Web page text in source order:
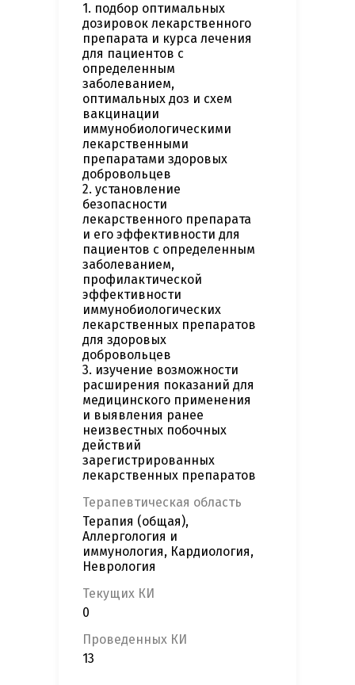
1. подбор оптимальных
дозировок лекарственного
препарата и курса лечения
для пациентов с
определенным
заболеванием,
оптимальных доз и схем
вакцинации
иммунобиологическими
лекарственными
препаратами здоровых
добровольцев
2. установление
безопасности
лекарственного препарата
и его эффективности для
пациентов с определенным
заболеванием,
профилактической
эффективности
иммунобиологических
лекарственных препаратов
для здоровых
добровольцев
3. изучение возможности
расширения показаний для
медицинского применения
и выявления ранее
неизвестных побочных
действий
зарегистрированных
лекарственных препаратов
Терапевтическая область
Терапия (общая),
Аллергология и
иммунология, Кардиология,
Неврология
Текущих КИ
0
Проведенных КИ
13